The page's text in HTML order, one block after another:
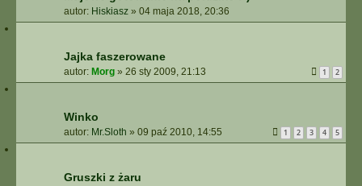
autor: Hiskiasz » 04 maja 2018, 20:36
Jajka faszerowane
autor: Morg » 26 sty 2009, 21:13 1 2
Winko
autor: Mr.Sloth » 09 paź 2010, 14:55 1 2 3 4 5
Gruszki z żaru